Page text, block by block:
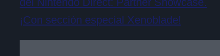
¡Con sección especial Xenoblade!